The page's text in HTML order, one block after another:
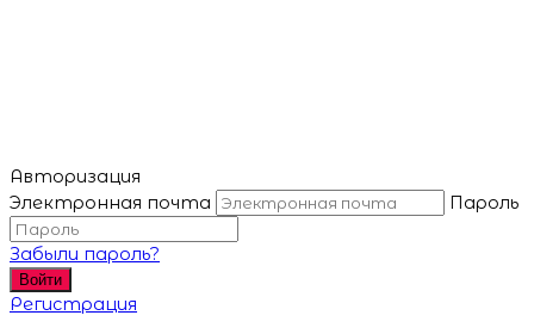
Авторизация
Электронная почта
Пароль
Забыли пароль?
Войти
Регистрация